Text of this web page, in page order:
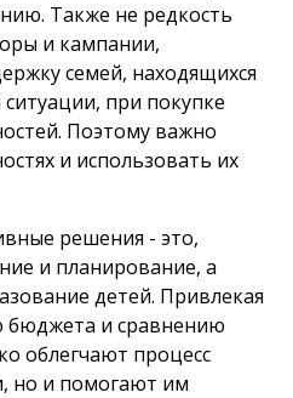
Также не редкость
и кампании,
семей, находящихся
при покупке
Поэтому важно
и использовать их
решения - это,
и планирование, а
детей. Привлекая
бюджета и сравнению
облегчают процесс
но и помогают им